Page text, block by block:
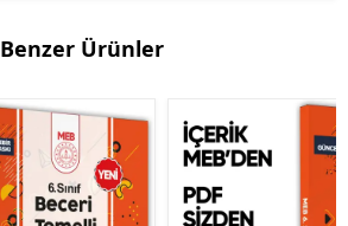
Benzer Ürünler